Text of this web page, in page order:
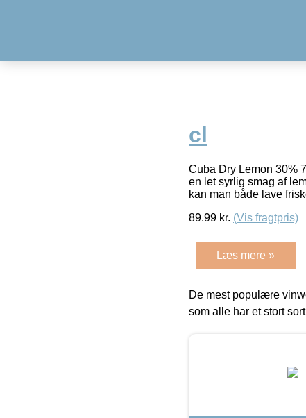
cl
Cuba Dry Lemon 30%
en let syrlig smag af
kan man både lave
89.99 kr. (Vis fragtpris)
Læs mere »
De mest populære
som alle har et stort